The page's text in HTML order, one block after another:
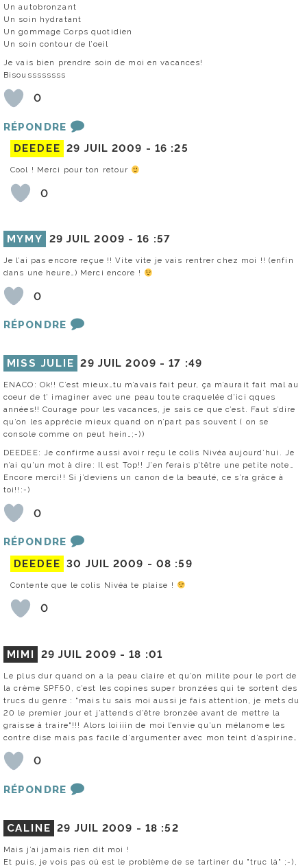
Un autobronzant
Un soin hydratant
Un gommage Corps quotidien
Un soin contour de l’oeil
Je vais bien prendre soin de moi en vacances!
Bisoussssssss
0
RÉPONDRE
DEEDEE 29 JUIL 2009 - 16 :25
Cool ! Merci pour ton retour
0
MYMY 29 JUIL 2009 -16 :57
Je l’ai pas encore reçue !! Vite vite je vais rentrer chez moi !! (enfin
dans une heure…) Merci encore !
0
RÉPONDRE
MISS JULIE 29 JUIL 2009 -17 :49
ENACO: Ok!! C’est mieux…tu m’avais fait peur, ça m’aurait fait mal au
coeur de t’ imaginer avec une peau toute craquelée d’ici qques
années!! Courage pour les vacances, je sais ce que c’est. Faut s’dire
qu’on les apprécie mieux quand on n’part pas souvent ( on se
console comme on peut hein…;-))
DEEDEE: Je confirme aussi avoir reçu le colis Nivéa aujourd’hui. Je
n’ai qu’un mot à dire: Il est Top!! J’en ferais p’têtre une petite note…
Encore merci!! Si j’deviens un canon de la beauté, ce s’ra grâce à
toi!!:-)
0
RÉPONDRE
DEEDEE 30 JUIL 2009 - 08 :59
Contente que le colis Nivéa te plaise !
0
MIMI 29 JUIL 2009 -18 :01
Le plus dur quand on a la peau claire et qu’on milite pour le port de
la crème SPF50, c’est les copines super bronzées qui te sortent des
trucs du genre : "mais tu sais moi aussi je fais attention, je mets du
20 le premier jour et j’attends d’être bronzée avant de mettre la
graisse à traire"!!! Alors loiiiin de moi l’envie qu’un mélanome les
contre dise mais pas facile d’argumenter avec mon teint d’aspirine…
0
RÉPONDRE
CALINE 29 JUIL 2009 - 18 :52
Mais j’ai jamais rien dit moi !
Et puis, je vois pas où est le problème de se tartiner du "truc là" ;-),